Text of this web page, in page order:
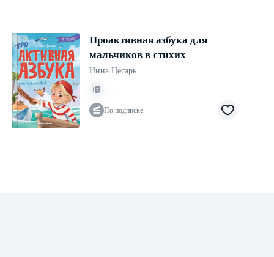
Проактивная азбука для
мальчиков в стихих
Инна Цесарь
По подписке